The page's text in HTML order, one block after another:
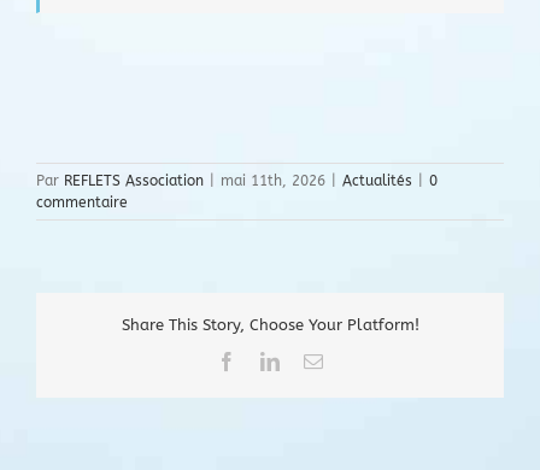
Par REFLETS Association mai 11th, 2026 Actualités
0
commentaire
Share This Story, Choose Your Platform!
FacebookLinkedInEmail